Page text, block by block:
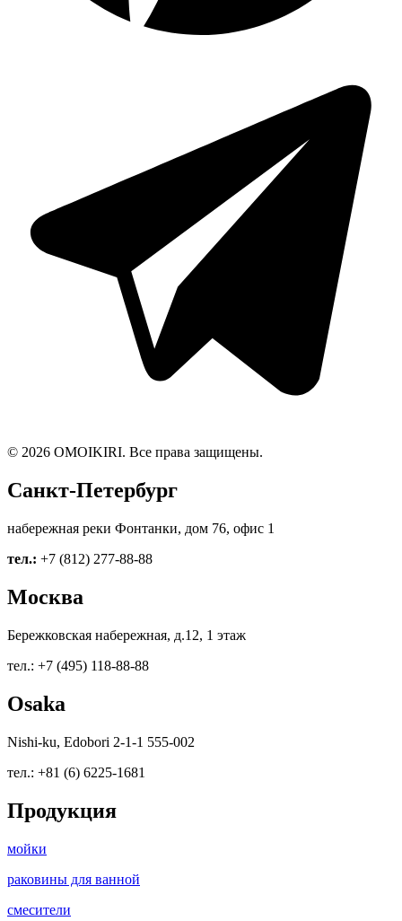
© 2026 OMOIKIRI. Все права защищены.
Санкт-Петербург
набережная реки Фонтанки, дом 76, офис 1
тел.: +7 (812) 277-88-88
Москва
Бережковская набережная, д.12, 1 этаж
тел.: +7 (495) 118-88-88
Osaka
Nishi-ku, Edobori 2-1-1 555-002
тел.: +81 (6) 6225-1681
Продукция
мойки
раковины для ванной
смесители